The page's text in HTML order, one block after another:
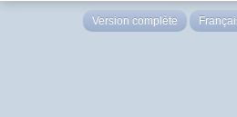
Version complète